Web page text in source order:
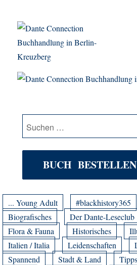
Dante Connection
Suche
nach:
BUCH BESTELLEN
... Young Adult #blackhistory365
Biografisches
Der Dante-Leseclub
Flora & Fauna
Historisches
Italien / Italia
Leidenschaften
Spannend
Stadt & Land